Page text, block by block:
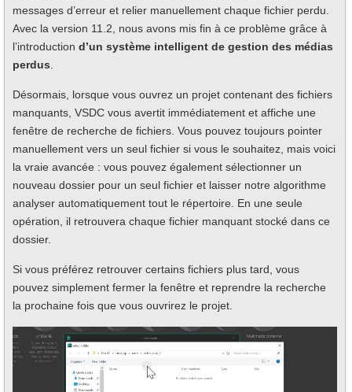
messages d’erreur et relier manuellement chaque fichier perdu.
Avec la version 11.2, nous avons mis fin à ce problème grâce à
l’introduction d’un système intelligent de gestion des médias
perdus
Désormais, lorsque vous ouvrez un projet contenant des fichiers
manquants, VSDC vous avertit immédiatement et affiche une
fenêtre de recherche de fichiers. Vous pouvez toujours pointer
manuellement vers un seul fichier si vous le souhaitez, mais voici
la vraie avancée : vous pouvez également sélectionner un
nouveau dossier pour un seul fichier et laisser notre algorithme
analyser automatiquement tout le répertoire. En une seule
opération, il retrouvera chaque fichier manquant stocké dans ce
dossier.
Si vous préférez retrouver certains fichiers plus tard, vous
pouvez simplement fermer la fenêtre et reprendre la recherche
la prochaine fois que vous ouvrirez le projet.